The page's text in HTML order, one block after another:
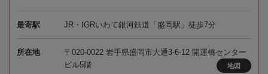
最寄駅 JR・IGRいわて銀河鉄道「盛岡駅」徒歩7分
所在地
〒020-0022 岩手県盛岡市大通3-6-12 開運橋センター
ビル5階
地図